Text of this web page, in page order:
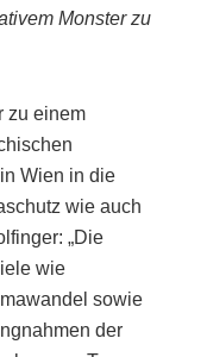
Monster zu
zu einem
Wien in die
wie auch
„Die
wie
sowie
der